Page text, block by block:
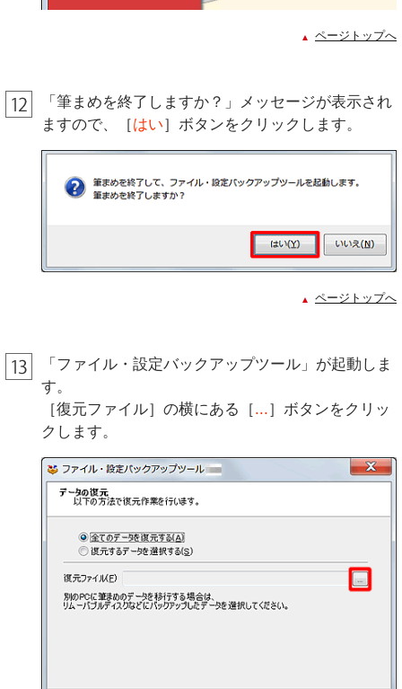
ページトップへ
「筆まめを終了しますか？」メッセージが表示され
ますので、［はい］ボタンをクリックします。
ページトップへ
「ファイル・設定バックアップツール」が起動しま
す。
［復元ファイル］の横にある［...］ボタンをクリッ
クします。